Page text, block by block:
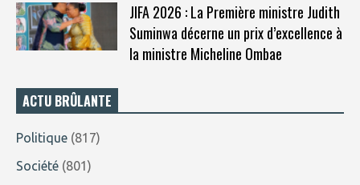
JIFA 2026 : La Première ministre Judith
Suminwa décerne un prix d’excellence à
la ministre Micheline Ombae
ACTU BRÛLANTE
Politique (817)
Société (801)